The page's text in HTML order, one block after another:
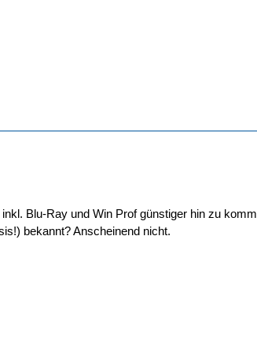
Blu-Ray und Win Prof günstiger hin zu
bekannt? Anscheinend nicht.